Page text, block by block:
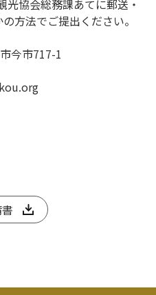
協会総務課あてに郵送・
方法でご提出ください。
今市717-1